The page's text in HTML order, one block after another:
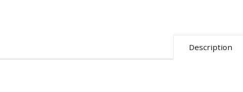
Description